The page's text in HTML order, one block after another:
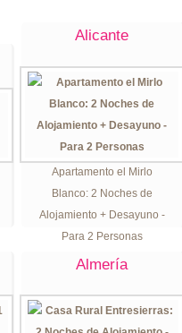
Alicante
Apartamento el Mirlo
Blanco: 2 Noches de
Alojamiento + Desayuno -
Para 2 Personas
Almería